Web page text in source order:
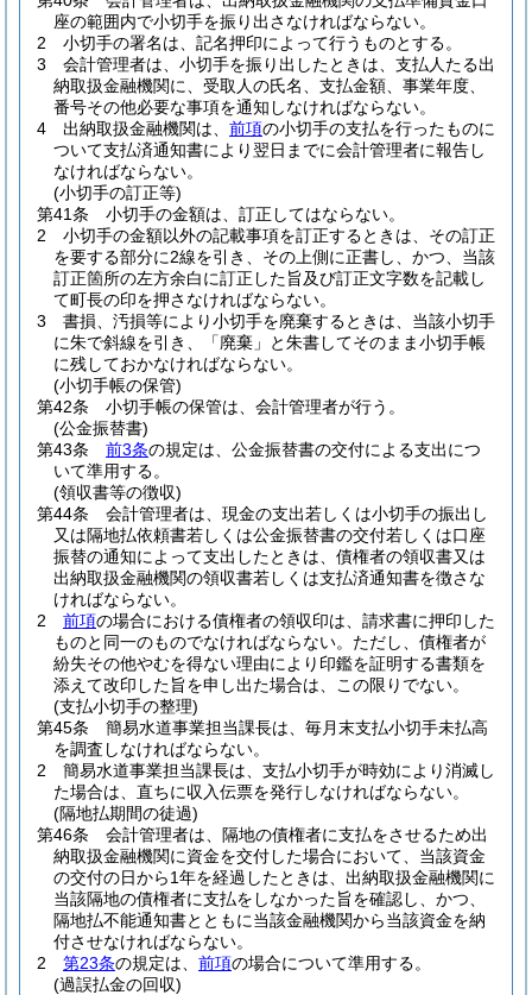
座の範囲内で小切手を振り出さなければならない。
2
小切手の署名は、記名押印によって行うものとする。
3
会計管理者は、小切手を振り出したときは、支払人たる出
納取扱金融機関に、受取人の氏名、支払金額、事業年度、
番号その他必要な事項を通知しなければならない。
4
出納取扱金融機関は、 前項の小切手の支払を行ったものに
ついて支払済通知書により翌日までに会計管理者に報告し
なければならない。
(小切手の訂正等)
第41条
小切手の金額は、訂正してはならない。
2
小切手の金額以外の記載事項を訂正するときは、その訂正
を要する部分に2線を引き、その上側に正書し、かつ、当該
訂正箇所の左方余白に訂正した旨及び訂正文字数を記載し
て町長の印を押さなければならない。
3
書損、汚損等により小切手を廃棄するときは、当該小切手
に朱で斜線を引き、「廃棄」と朱書してそのまま小切手帳
に残しておかなければならない。
(小切手帳の保管)
第42条
小切手帳の保管は、会計管理者が行う。
(公金振替書)
第43条
前3条の規定は、公金振替書の交付による支出につ
いて準用する。
(領収書等の徴収)
第44条
会計管理者は、現金の支出若しくは小切手の振出し
又は隔地払依頼書若しくは公金振替書の交付若しくは口座
振替の通知によって支出したときは、債権者の領収書又は
出納取扱金融機関の領収書若しくは支払済通知書を徴さな
ければならない。
2
前項の場合における債権者の領収印は、請求書に押印した
ものと同一のものでなければならない。 ただし、債権者が
紛失その他やむを得ない理由により印鑑を証明する書類を
添えて改印した旨を申し出た場合は、この限りでない。
(支払小切手の整理)
第45条
簡易水道事業担当課長は、毎月末支払小切手未払高
を調査しなければならない。
2
簡易水道事業担当課長は、支払小切手が時効により消滅し
た場合は、直ちに収入伝票を発行しなければならない。
(隔地払期間の徒過)
第46条
会計管理者は、隔地の債権者に支払をさせるため出
納取扱金融機関に資金を交付した場合において、当該資金
の交付の日から1年を経過したときは、出納取扱金融機関に
当該隔地の債権者に支払をしなかった旨を確認し、かつ、
隔地払不能通知書とともに当該金融機関から当該資金を納
付させなければならない。
2
第23条の規定は、 前項の場合について準用する。
(過誤払金の回収)